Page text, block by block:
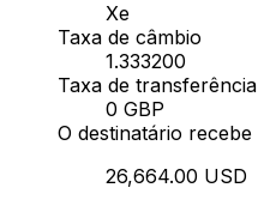
Xe
Taxa de câmbio
1.333200
Taxa de transferência
0 GBP
O destinatário recebe
26,664.00 USD